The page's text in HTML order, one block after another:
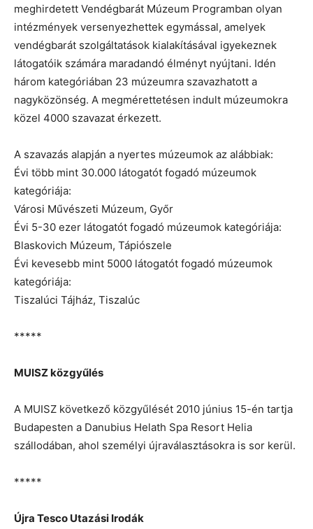
meghirdetett Vendégbarát Múzeum Programban olyan
intézmények versenyezhettek egymással, amelyek
vendégbarát szolgáltatások kialakításával igyekeznek
látogatóik számára maradandó élményt nyújtani. Idén
három kategóriában 23 múzeumra szavazhatott a
nagyközönség. A megmérettetésen indult múzeumokra
közel 4000 szavazat érkezett.
A szavazás alapján a nyertes múzeumok az alábbiak:
Évi több mint 30.000 látogatót fogadó múzeumok
kategóriája:
Városi Művészeti Múzeum, Győr
Évi 5-30 ezer látogatót fogadó múzeumok kategóriája:
Blaskovich Múzeum, Tápiószele
Évi kevesebb mint 5000 látogatót fogadó múzeumok
kategóriája:
Tiszalúci Tájház, Tiszalúc
*****
MUISZ közgyűlés
A MUISZ következő közgyűlését 2010 június 15-én tartja
Budapesten a Danubius Helath Spa Resort Helia
szállodában, ahol személyi újraválasztásokra is sor kerül.
*****
Újra Tesco Utazási Irodák